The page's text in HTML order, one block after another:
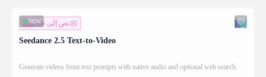
NEW
نص إلى فيديو
Seedance 2.5 Text-to-Video
Generate videos from text prompts with native audio and optional web search.